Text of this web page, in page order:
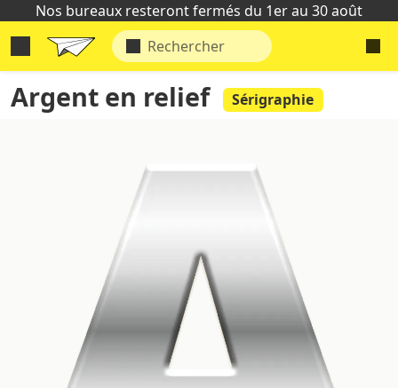
Nos bureaux resteront fermés du 1er au 30 août
Argent en relief Sérigraphie